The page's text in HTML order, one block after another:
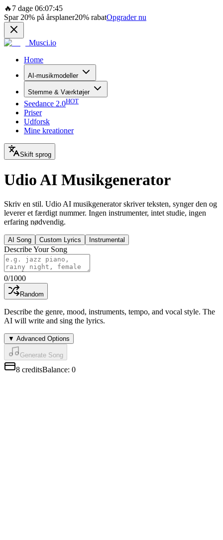
🔥 7 dage 06:07:45
Spar 20% på årsplaner20% rabatOpgrader nu
Musci.io
Home
AI-musikmodeller
Stemme & Værktøjer
Seedance 2.0HOT
Priser
Udforsk
Mine kreationer
Skift sprog
Udio AI Musikgenerator
Skriv en stil. Udio AI musikgenerator skriver teksten, synger den og
leverer et færdigt nummer. Ingen instrumenter, intet studie, ingen
erfaring nødvendig.
AI Song Custom Lyrics Instrumental
Describe Your Song
0/1000
Random
Describe the genre, mood, instruments, tempo, and vocal style. The
AI will write and sing the lyrics.
▼ Advanced Options
Generate Song
8 creditsBalance: 0